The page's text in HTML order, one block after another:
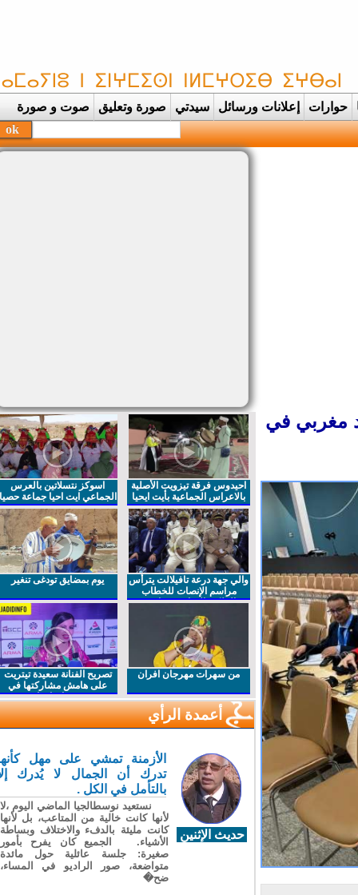
حوارات إعلانات ورسائل سيدتي صورة وتعليق صوت و صورة
|
في
احيدوس فرقة تيزويت الأصلية
بالاعراس الجماعية بأيت ايحيا
اسوكز نتسلاتين بالعرس
الجماعي ايت احيا جماعة حصيا
والي جهة درعة تافيلالت يترأس
مراسم الإنصات للخطاب
الملكي السامي بمناسبة
يوم بمضايق تودغى تنغير
من سهرات مهرجان افران
تصريح الفنانة سعيدة تيتريت
على هامش مشاركتها في
مهرجان افران
أعمدة الرأي
حديث الإثنين
الأزمنة تمشي على مهل كأنها
تدرك أن الجمال لا يُدرك إلا
بالتأمل في الكل .
نستعيد نوسطالجيا الماضي اليوم ،لا
لأنها كانت خالية من المتاعب، بل لأنها
كانت مليئة بالدفء والاختلاف وبساطة
الأشياء. الجميع كان يفرح بأمور
صغيرة: جلسة عائلية حول مائدة
متواضعة، صور الراديو في المساء،
ضح�